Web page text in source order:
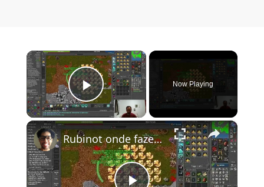
×
Play Video
Now Playing
×
Rubinot onde fazer a Task de Oramond